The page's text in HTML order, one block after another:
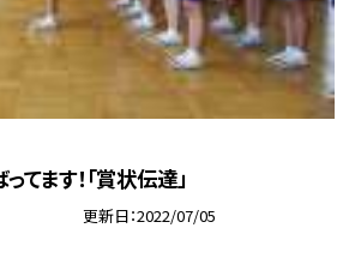
ます！「賞状伝達」
更新日 2022/07/05